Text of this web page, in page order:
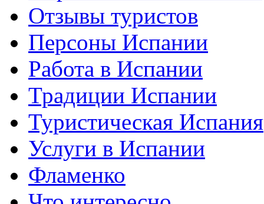
Отзывы туристов
Персоны Испании
Работа в Испании
Традиции Испании
Туристическая Испания
Услуги в Испании
Фламенко